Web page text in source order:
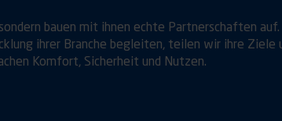
bauen mit ihnen echte Partnerschaften
ihrer Branche begleiten, teilen wir ihre Ziele
Komfort, Sicherheit und Nutzen.